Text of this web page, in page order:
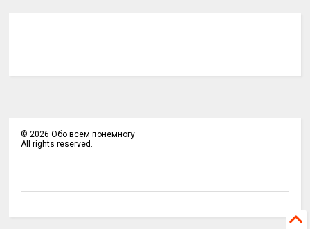
©2026 Обо всем понемногу
All rights reserved.